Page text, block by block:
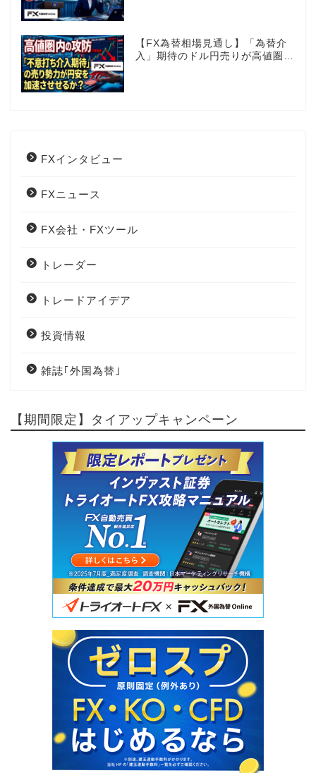
【FX為替相場見通し】「為替介
入」期待のドル円売りが高値圏を
FXインタビュー
FXニュース
FX会社・FXツール
トレーダー
トレードアイデア
投資情報
雑誌｢外国為替｣
【期間限定】タイアップキャンペーン